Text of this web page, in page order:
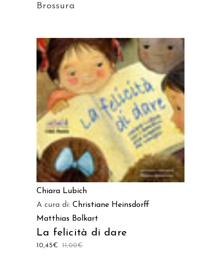
Brossura
AGGIUNGI AL CARRELLO
Chiara Lubich
A cura di: Christiane Heinsdorff
Matthias Bolkart
La felicità di dare
11,00€
10,45€